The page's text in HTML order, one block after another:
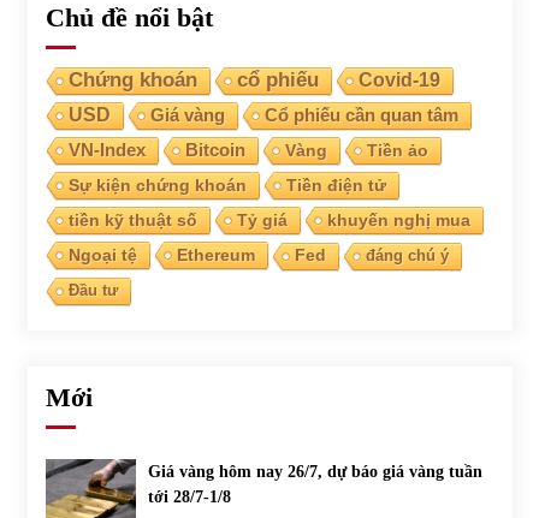
S&P Ratings cập nhật xếp hạng tín nhiệm của
31/05/2022
Chứng khoán ngày 30/5/2022: Top 10 cổ phiếu nổi bật
31/05/2022
Phân tích giá tiền điện tử sau ngày thị trường lập kỷ lục
vốn hóa
13/10/2021
Chủ đề nổi bật
Chứng khoán cổ phiếu
Covid-19
USD
Giá vàng Cổ phiếu cần quan tâm
VN-Index Bitcoin Vàng
Tiền ảo
Sự kiện chứng khoán
Tiền điện tử
tiền kỹ thuật số
Tỷ giá
khuyến nghị mua
Ngoại tệ
Ethereum Fed
đáng chú ý
Đầu tư
Mới
Giá vàng hôm nay 26/7, dự báo giá vàng tuần
tới 28/7-1/8